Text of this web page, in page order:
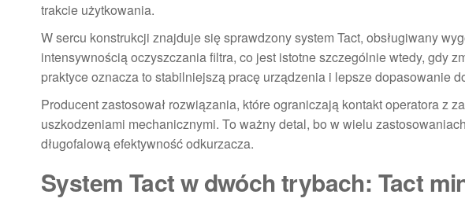
trakcie użytkowania.
W sercu konstrukcji znajduje się sprawdzony system Tact, obsługiwany
intensywnością oczyszczania filtra, co jest istotne szczególnie wtedy, gdy
praktyce oznacza to stabilniejszą pracę urządzenia i lepsze dopasowanie
Producent zastosował rozwiązania, które ograniczają kontakt operatora z
uszkodzeniami mechanicznymi. To ważny detal, bo w wielu
długofalową efektywność odkurzacza.
System Tact w dwóch trybach: Tact